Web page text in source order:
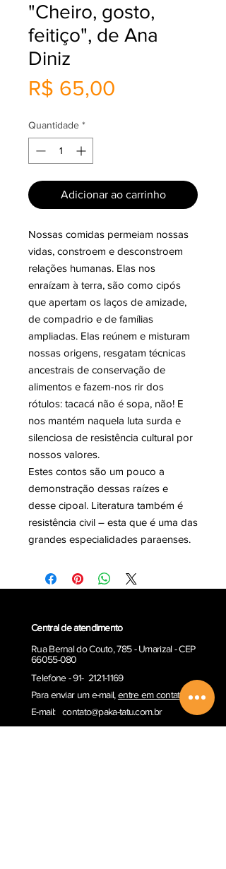
"Cheiro, gosto,
feitiço", de Ana
Diniz
R$ 65,00
Quantidade *
Adicionar ao carrinho
Nossas comidas permeiam nossas
vidas, constroem e desconstroem
relações humanas. Elas nos
enraízam à terra, são como cipós
que apertam os laços de amizade,
de compadrio e de famílias
ampliadas. Elas reúnem e misturam
nossas origens, resgatam técnicas
ancestrais de conservação de
alimentos e fazem-nos rir dos
rótulos: tacacá não é sopa, não! E
nos mantém naquela luta surda e
silenciosa de resistência cultural por
nossos valores.
Estes contos são um pouco a
demonstração dessas raízes e
desse cipoal. Literatura também é
resistência civil – esta que é uma das
grandes especialidades paraenses.
Central de atendimento
Rua Bernal do Couto, 785 - Umarizal - CEP
66055-080
Telefone - 91- 2121-1169
Para enviar um e-mail,entre em contato
E-mail: contato@paka-tatu.com.br